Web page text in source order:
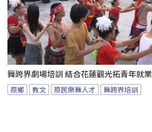
舞跨界劇場培訓 結合花蓮觀光拓青年就業
原鄉 教文 原民樂舞人才 舞跨界培訓